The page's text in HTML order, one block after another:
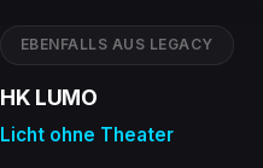
EBENFALLS AUS LEGACY
HK LUMO
Licht ohne Theater